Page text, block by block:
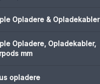
Opladere & Opladekabler
Opladere, Opladekabler,
mm
opladere